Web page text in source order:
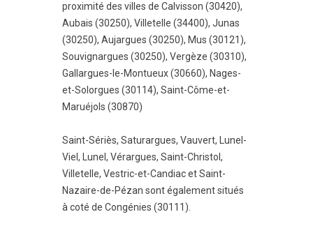
proximité des villes de Calvisson (30420),
Aubais (30250), Villetelle (34400), Junas
(30250), Aujargues (30250), Mus (30121),
Souvignargues (30250), Vergèze (30310),
Gallargues-le-Montueux (30660), Nages-
et-Solorgues (30114), Saint-Côme-et-
Maruéjols (30870)
Saint-Sériès, Saturargues, Vauvert,
Lunel-
Viel , Lunel , Vérargues, Saint-Christol ,
Villetelle, Vestric-et-CandiacetSaint-
Nazaire-de-Pézan sont également situés
à coté de Congénies (30111).